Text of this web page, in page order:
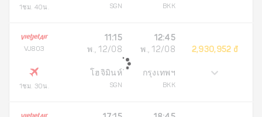
1ชม. 40น. SGN BKK
VJ803
1ชม. 30น.
11:15
พ., 12/08
โฮจิมินห์
SGN
12:45
พ., 12/08
กรุงเทพฯ
BKK
2,930,952 đ